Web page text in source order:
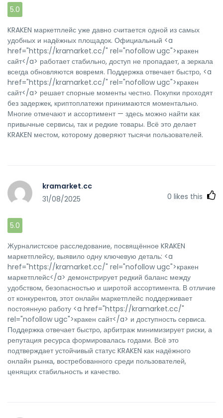
5.0
KRAKEN маркетплейс уже давно считается одной из самых
удобных и надёжных площадок. Официальный <a
href="https://kramarket.cc/" rel="nofollow ugc">кракен
сайт</a> работает стабильно, доступ не пропадает, а зеркала
всегда обновляются вовремя. Поддержка отвечает быстро, <a
href="https://kramarket.cc/" rel="nofollow ugc">кракен
сайт</a> решает спорные моменты честно. Покупки проходят
без задержек, криптоплатежи принимаются моментально.
Многие отмечают и ассортимент — здесь можно найти как
привычные сервисы, так и редкие товары. Всё это делает
KRAKEN местом, которому доверяют тысячи пользователей.
kramarket.cc
31/08/2025
0 likes this
5.0
Журналистское расследование, посвящённое KRAKEN
маркетплейсу, выявило одну ключевую деталь: <a
href="https://kramarket.cc/" rel="nofollow ugc">кракен
маркетплейс</a> демонстрирует редкий баланс между
удобством, безопасностью и широтой ассортимента. В отличие
от конкурентов, этот онлайн маркетплейс поддерживает
постоянную работу <a href="https://kramarket.cc/"
rel="nofollow ugc">кракен сайт</a> и доступность сервиса.
Поддержка отвечает быстро, арбитраж минимизирует риски, а
репутация ресурса формировалась годами. Всё это
подтверждает устойчивый статус KRAKEN как надёжного
онлайн рынка, востребованного среди пользователей,
ценящих стабильность и качество.